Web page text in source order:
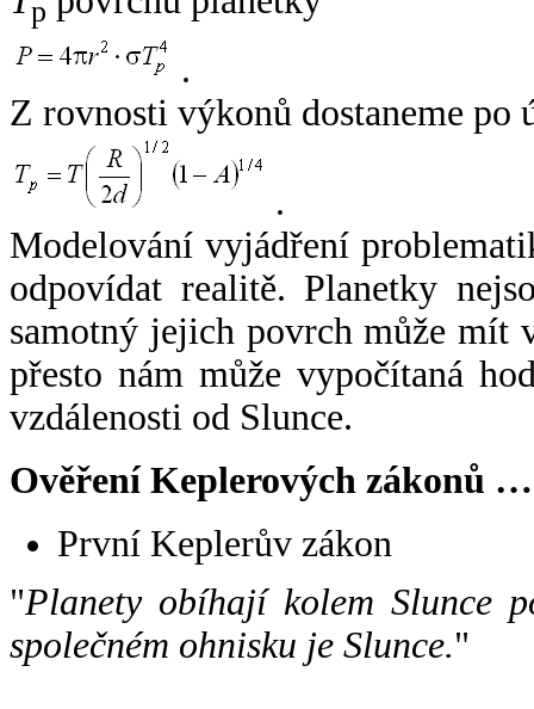
p
.
Z rovnosti výkonů dostaneme po
.
Modelování vyjádření
odpovídat realitě. Planetky
samotný jejich povrch může mít
přesto nám může vypočítaná
vzdálenosti od Slunce.
Ověření Keplerových zákonů …
První Keplerův zákon
"Planety obíhají kolem Slunce
společném ohnisku je Slunce."